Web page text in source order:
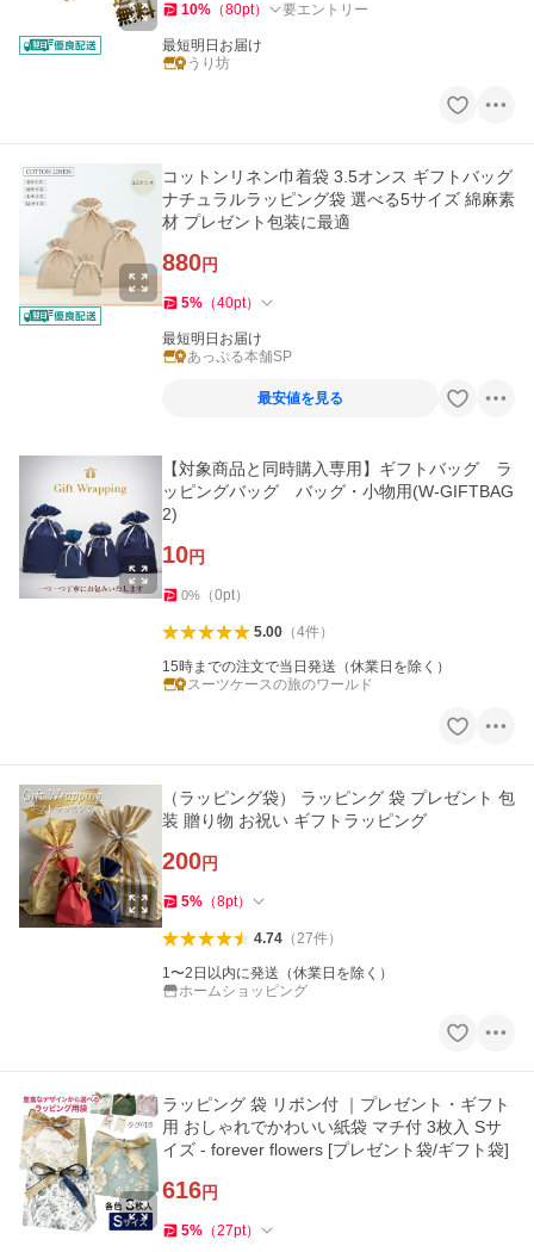
10% （80pt） 要エントリー
最短明日お届け
うり坊
コットンリネン巾着袋 3.5オンス ギフトバッグ
ナチュラルラッピング袋 選べる5サイズ 綿麻素
材 プレゼント包装に最適
880円
5% （40pt）
最短明日お届け
あっぷる本舗SP
最安値を見る
【対象商品と同時購入専用】ギフトバッグ ラ
ッピングバッグ バッグ・小物用(W-GIFTBAG
2)
10円
0% （0pt）
5.00（4件）
15時までの注文で当日発送（休業日を除く）
スーツケースの旅のワールド
（ラッピング袋） ラッピング 袋 プレゼント 包
装 贈り物 お祝い ギフトラッピング
200円
5% （8pt）
4.74（27件）
1〜2日以内に発送（休業日を除く）
ホームショッピング
ラッピング 袋 リボン付 ｜プレゼント・ギフト
用 おしゃれでかわいい紙袋 マチ付 3枚入 Sサ
イズ - forever flowers [プレゼント袋/ギフト袋]
616円
5% （27pt）